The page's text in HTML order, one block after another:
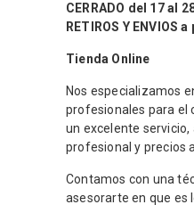
CERRADO del 17 al
RETIROS Y ENVIOS
Tienda Online
Nos especializamos
profesionales para el
un excelente
profesional y precios
Contamos con una
asesorarte en que es